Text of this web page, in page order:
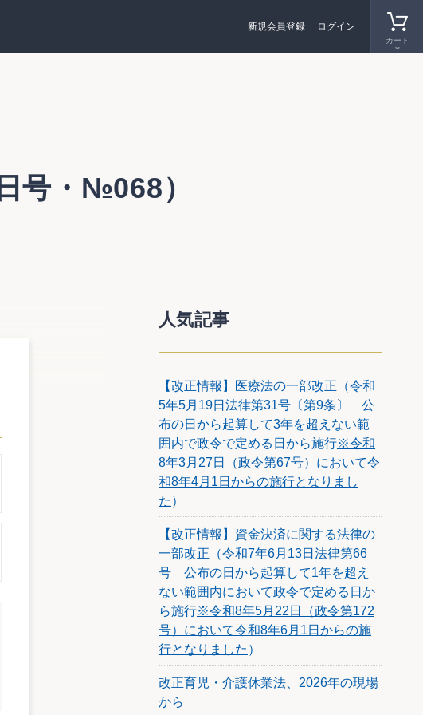
カート
新規会員登録 ログイン
号・№068）
寄せられたコ
放された時に
号22頁参
する意見も寄
ている。
、不動産の売
人気記事
【改正情報】医療法の一部改正（令和
5年5月19日法律第31号〔第9条〕 公
布の日から起算して3年を超えない範
囲内で政令で定める日から施行※令和
8年3月27日（政令第67号）において令
和8年4月1日からの施行となりまし
た ）
【改正情報】資金決済に関する法律の
一部改正（令和7年6月13日法律第66
号 公布の日から起算して1年を超え
ない範囲内において政令で定める日か
ら施行※令和8年5月22日（政令第172
号）において令和8年6月1日からの施
行となりました ）
改正育児・介護休業法、2026年の現場
から